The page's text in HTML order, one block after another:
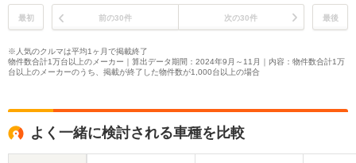
最初 前の30件 次の30件 最後
※人気のクルマは平均1ヶ月で掲載終了
物件数合計1万台以上のメーカー｜算出データ期間：2024年9月～11月｜内容：物件数合計1万
台以上のメーカーのうち、掲載が終了した物件数が1,000台以上の場合
よく一緒に検討される車種を比較